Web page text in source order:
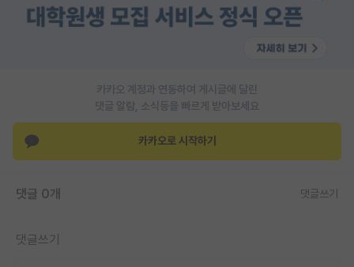
취업 게시판
인문사회 계열 게시판
특수/전문대학원 게시판
학술 정보 게시판
카카오 계정과 연동하여 게시글에 달린
댓글 알람, 소식등을 빠르게 받아보세요
카카오로 시작하기
댓글 0개 댓글쓰기
댓글쓰기